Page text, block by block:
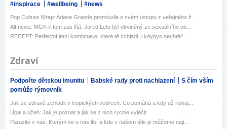
#inspirace #wellbeing #news
Pop Culture Wrap: Ariana Grande promluvila o svém ústupu z veřejného ž...
Alt news: MGK v tom zas lítá, Jared Leto byl obviněný ze sexuálního ob...
RECEPT: Perfektní letní kombinace, které tě zchladí, i kdybys nechtěl*...
Zdraví
Podpořte dětskou imunitu Babské rady proti nachlazení
S čím vším
pomůže rýmovník
Jak se zdravě zchladit v tropických vedrech: Co pomáhá a kdy už riskuj...
Úpal a úžeh: Jak je poznat a jak se z nich rychle vyléčit
Parazité v nás: Kterým se u nás líbí a kde v našem těle je můžeme nají...